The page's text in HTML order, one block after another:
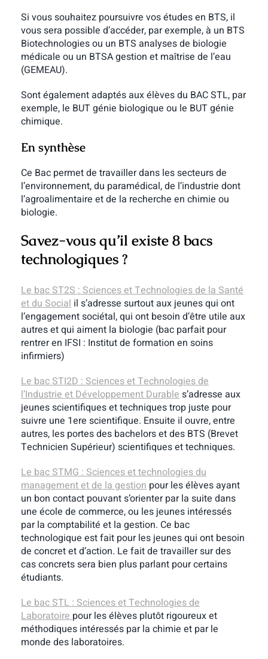
Si vous souhaitez poursuivre vos études en BTS, il
vous sera possible d’accéder, par exemple, à un BTS
Biotechnologies ou un BTS analyses de biologie
médicale ou un BTSA gestion et maîtrise de l’eau
(GEMEAU).
Sont également adaptés aux élèves du BAC STL, par
exemple, le BUT génie biologique ou le BUT génie
chimique.
En synthèse
Ce Bac permet de travailler dans les secteurs de
l’environnement, du paramédical, de l’industrie dont
l’agroalimentaire et de la recherche en chimie ou
biologie.
Savez-vous qu’il existe 8 bacs
technologiques ?
Le bac ST2S : Sciences et Technologies de la Santé
et du Socialil s’adresse surtout aux jeunes qui ont
l’engagement sociétal, qui ont besoin d’être utile aux
autres et qui aiment la biologie (bac parfait pour
rentrer en IFSI : Institut de formation en soins
infirmiers)
Le bac STI2D : Sciences et Technologies de
l’Industrie et Développement Durables’adresse aux
jeunes scientifiques et techniques trop juste pour
suivre une 1ere scientifique. Ensuite il ouvre, entre
autres, les portes des bachelors et des BTS (Brevet
Technicien Supérieur) scientifiques et techniques.
Le bac STMG : Sciences et technologies du
management et de la gestionpour les élèves ayant
un bon contact pouvant s’orienter par la suite dans
une école de commerce, ou les jeunes intéressés
par la comptabilité et la gestion. Ce bac
technologique est fait pour les jeunes qui ont besoin
de concret et d’action. Le fait de travailler sur des
cas concrets sera bien plus parlant pour certains
étudiants.
Le bac STL : Sciences et Technologies de
Laboratoirepour les élèves plutôt rigoureux et
méthodiques intéressés par la chimie et par le
monde des laboratoires.